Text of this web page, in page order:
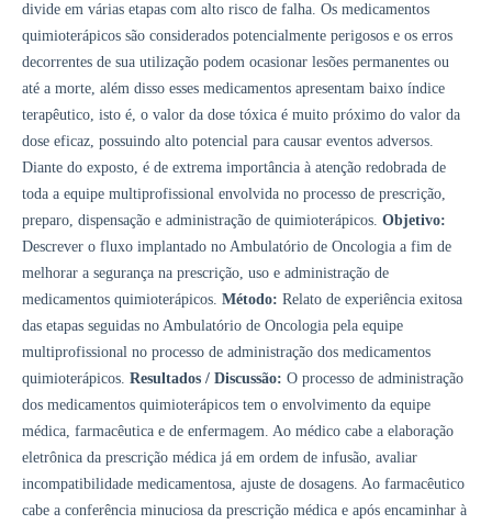
divide em várias etapas com alto risco de falha. Os medicamentos
quimioterápicos são considerados potencialmente perigosos e os erros
decorrentes de sua utilização podem ocasionar lesões permanentes ou
até a morte, além disso esses medicamentos apresentam baixo índice
terapêutico, isto é, o valor da dose tóxica é muito próximo do valor da
dose eficaz, possuindo alto potencial para causar eventos adversos.
Diante do exposto, é de extrema importância à atenção redobrada de
toda a equipe multiprofissional envolvida no processo de prescrição,
preparo, dispensação e administração de quimioterápicos. Objetivo:
Descrever o fluxo implantado no Ambulatório de Oncologia a fim de
melhorar a segurança na prescrição, uso e administração de
medicamentos quimioterápicos. Método: Relato de experiência exitosa
das etapas seguidas no Ambulatório de Oncologia pela equipe
multiprofissional no processo de administração dos medicamentos
quimioterápicos. Resultados / Discussão: O processo de administração
dos medicamentos quimioterápicos tem o envolvimento da equipe
médica, farmacêutica e de enfermagem. Ao médico cabe a elaboração
eletrônica da prescrição médica já em ordem de infusão, avaliar
incompatibilidade medicamentosa, ajuste de dosagens. Ao farmacêutico
cabe a conferência minuciosa da prescrição médica e após encaminhar à